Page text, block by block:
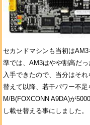
セカンドマシンも当初は
準では、AM3はやや割高だ
入手できたので、当分はそ
替えて以降、若干パワー不
M/B(FOXCONN A9DA)が
し載せ替える事にしました。